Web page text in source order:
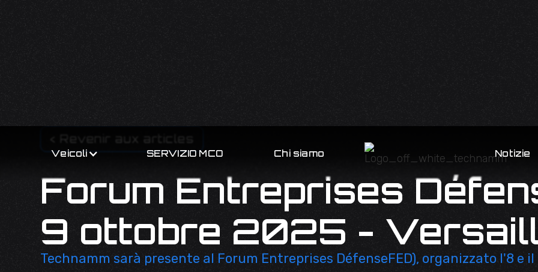
Veicoli SERVIZIO MCO Chi siamo Notizie
< Revenir aux articles
Forum Entreprises
9 ottobre 2025 -
Technamm sarà presente al Forum Entreprises DéfenseFED), organizzato l'8 e